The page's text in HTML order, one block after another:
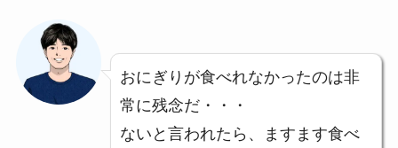
おにぎりが食べれなかったのは非
常に残念だ・・・
ないと言われたら、ますます食べ